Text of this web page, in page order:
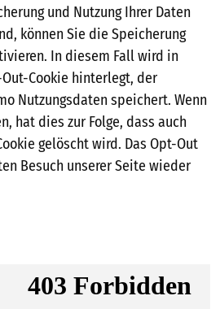
und Nutzung Ihrer Daten
können Sie die Speicherung
In diesem Fall wird in
Cookie hinterlegt, der
Nutzungsdaten speichert. Wenn
hat dies zur Folge, dass auch
gelöscht wird. Das Opt-Out
Besuch unserer Seite wieder